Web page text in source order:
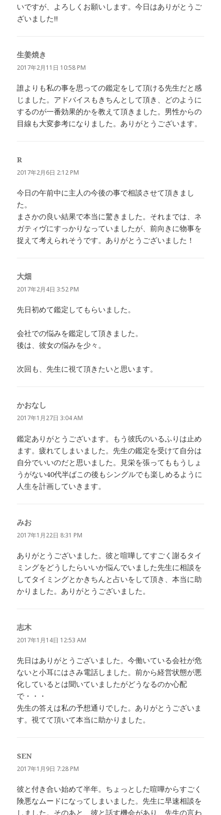
いですが、よろしくお願いします。今日はありがとうご
ざいました‼
生姜焼き
り:
2017年2月11日 10:58 PM
誰よりも私の事を思っての鑑定をして頂ける先生だと感
じました。アドバイスもきちんとして頂き、どのように
するのが一番効果的かを教えて頂きました。男性からの
目線も大変参考になりました。ありがとうございます。
R
り:
2017年2月6日 2:12 PM
今日の午前中に主人の今後の事で相談させて頂きまし
た。
まさかの良い結果で本当に驚きました。それまでは、ネ
ガティヴにすっかりなっていましたが、前向きに物事を
捉えて考えられそうです。ありがとうございました！
大畑
り:
2017年2月4日 3:52 PM
先日初めて鑑定してもらいました。
会社での悩みを鑑定して頂きました。
後は、彼女の悩みを少々。
次回も、先生に視て頂きたいと思います。
かおなし
り:
2017年1月27日 3:04 AM
鑑定ありがとうございます。もう彼氏のいるふりは止め
ます。疲れてしまいました。先生の鑑定を受けて自分は
自分でいいのだと思いました。見栄を張ってももうしょ
うがない40代半ばこの後もシングルでも楽しめるように
人生を計画していきます。
みお
り:
2017年1月22日 8:31 PM
ありがとうございました。彼と喧嘩してすごく謝るタイ
ミングをどうしたらいいか悩んでいました先生に相談を
してタイミングとかきちんと占いをして頂き、本当に助
かりました。ありがとうございました。
志木
り:
2017年1月14日 12:53 AM
先日はありがとうございました。今働いている会社が危
ないと小耳にはさみ電話しました。前から経営状態が悪
化しているとは聞いていましたがどうなるのか心配
で・・・
先生の答えは私の予想通りでした。ありがとうございま
す。視てて頂いて本当に助かりました。
SEN
り:
2017年1月9日 7:28 PM
彼と付き合い始めて半年。ちょっとした喧嘩からすごく
険悪なムードになってしまいました。先生に早速相談を
しました。そのあと、彼と話す機会があり、先生の言わ